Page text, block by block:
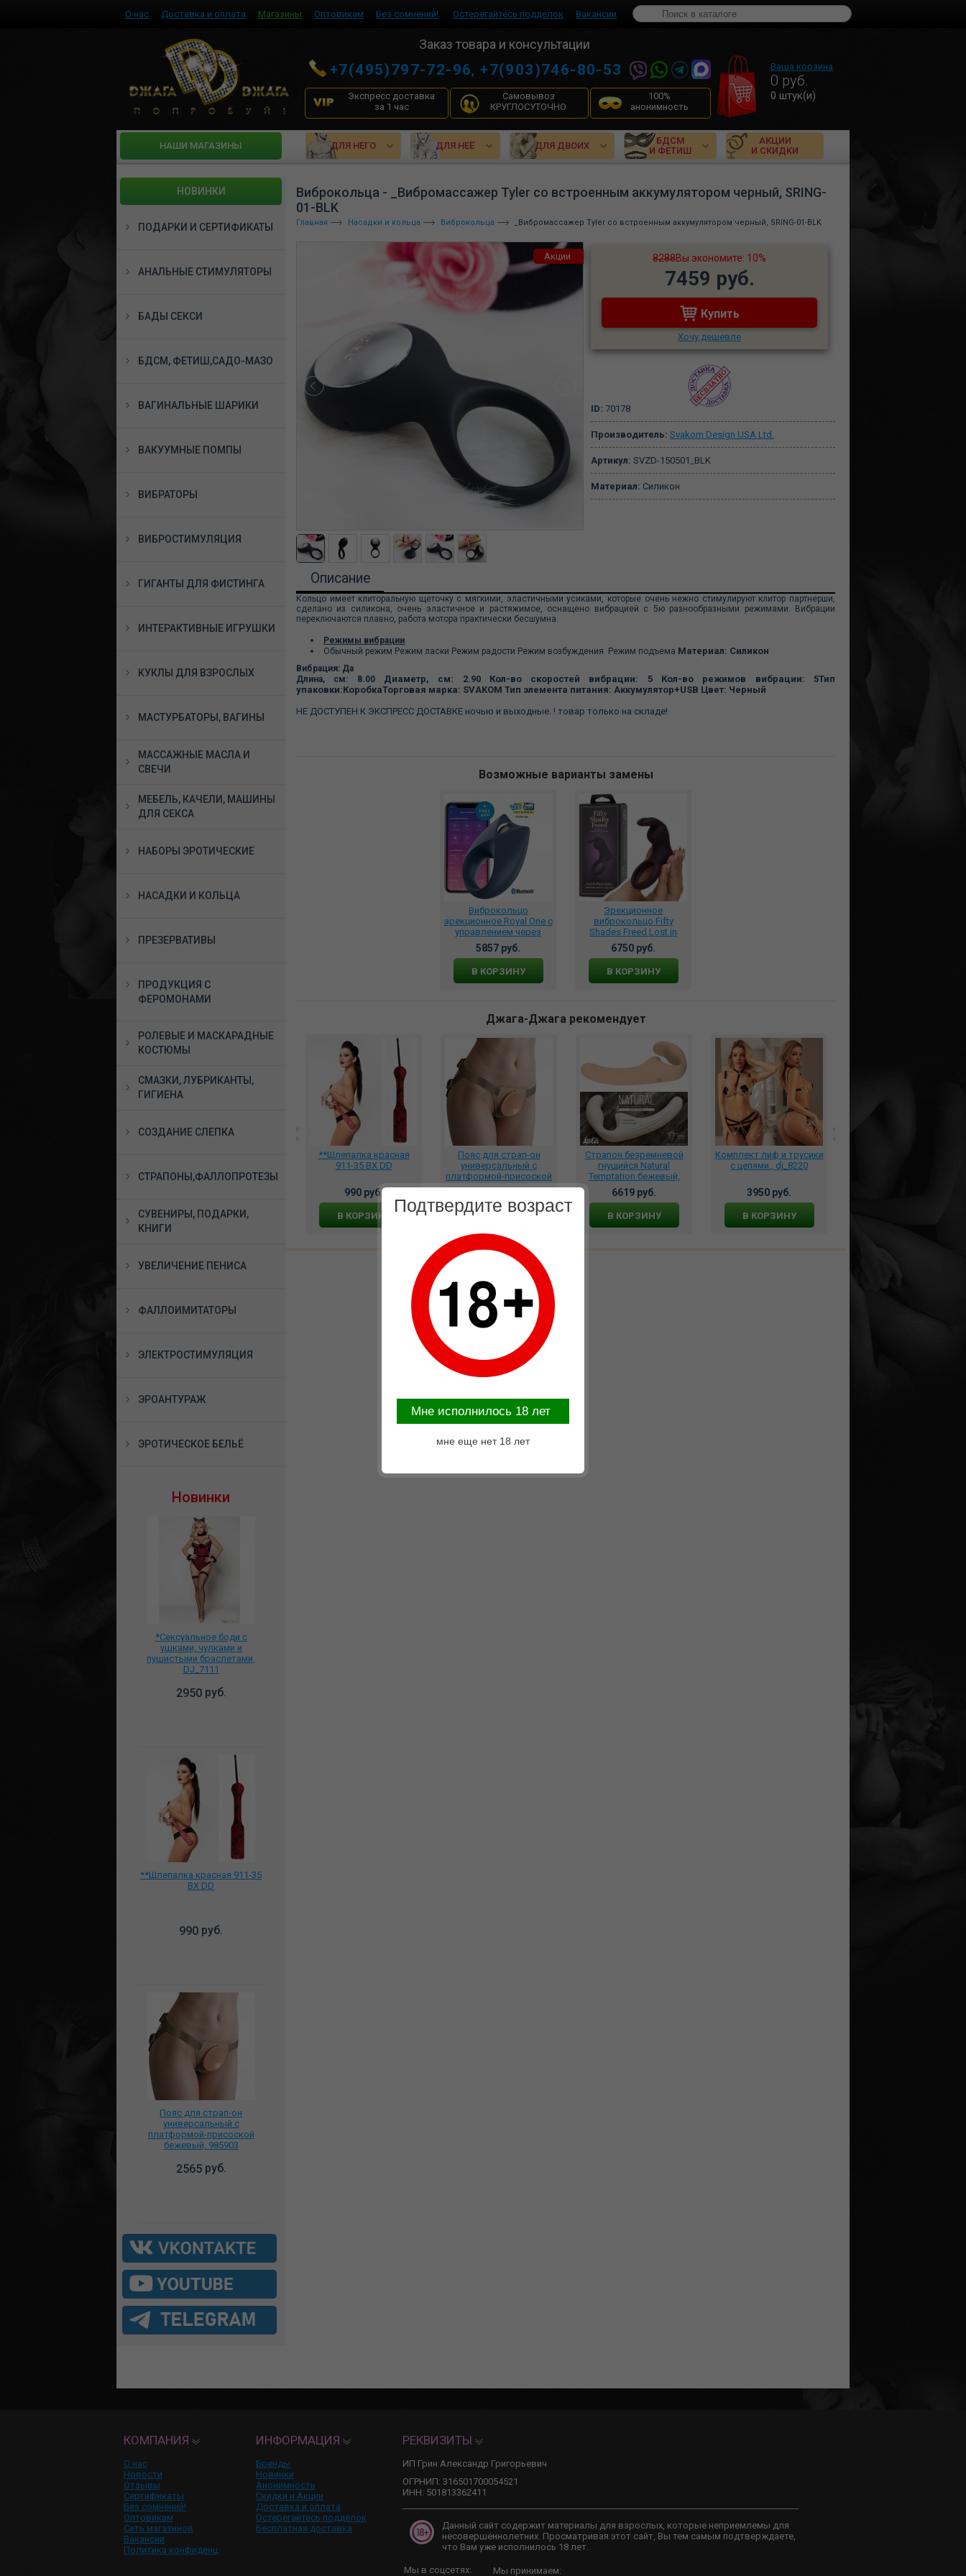
О нас Доставка и оплата Магазины Оптовикам Без сомнений! Остерегайтесь подделок Вакансии
Заказ товара и консультации
+7(495)797-72-96,+7(903)746-80-53
Экспресс доставка
за 1 час
Самовывоз
КРУГЛОСУТОЧНО
100%
анонимность
Ваша корзина
0 руб.
0 штук(и)
HАШИ МАГАЗИНЫ ДЛЯ НЕГО ДЛЯ НЕЁ ДЛЯ ДВОИХ
БДСМ
И ФЕТИШ
АКЦИИ
И СКИДКИ
НОВИНКИ
ПОДАРКИ И СЕРТИФИКАТЫ
АНАЛЬНЫЕ СТИМУЛЯТОРЫ
БАДЫ СЕКСИ
БДСМ, ФЕТИШ,САДО-МАЗО
ВАГИНАЛЬНЫЕ ШАРИКИ
ВАКУУМНЫЕ ПОМПЫ
ВИБРАТОРЫ
ВИБРОСТИМУЛЯЦИЯ
ГИГАНТЫ ДЛЯ ФИСТИНГА
ИНТЕРАКТИВНЫЕ ИГРУШКИ
КУКЛЫ ДЛЯ ВЗРОСЛЫХ
МАСТУРБАТОРЫ, ВАГИНЫ
МАССАЖНЫЕ МАСЛА И
СВЕЧИ
МЕБЕЛЬ, КАЧЕЛИ, МАШИНЫ
ДЛЯ СЕКСА
НАБОРЫ ЭРОТИЧЕСКИЕ
НАСАДКИ И КОЛЬЦА
ПРЕЗЕРВАТИВЫ
ПРОДУКЦИЯ С
ФЕРОМОНАМИ
РОЛЕВЫЕ И МАСКАРАДНЫЕ
КОСТЮМЫ
СМАЗКИ, ЛУБРИКАНТЫ,
ГИГИЕНА
СОЗДАНИЕ СЛЕПКА
СТРАПОНЫ,ФАЛЛОПРОТЕЗЫ
СУВЕНИРЫ, ПОДАРКИ,
КНИГИ
УВЕЛИЧЕНИЕ ПЕНИСА
ФАЛЛОИМИТАТОРЫ
ЭЛЕКТРОСТИМУЛЯЦИЯ
ЭРОАНТУРАЖ
ЭРОТИЧЕСКОЕ БЕЛЬЁ
Новинки
*Сексуальное боди с
ушками, чулками и
пушистыми браслетами,
DJ_7111
2950руб.
**Шлепалка красная 911-35
BX DD
990 руб.
Пояс для страп-он
универсальный с
платформой-присоской
бежевый, 985903
2565руб.
Виброкольца - _Вибромассажер Tyler со встроенным аккумулятором черный, SRING-
01-BLK
Главная Насадки и кольца Виброкольца _Вибромассажер Tyler со встроенным аккумулятором черный, SRING-01-BLK
Акции 8288Вы экономите: 10%
7459 руб.
Купить
Хочу дешевле
ID: 70178
Производитель: Svakom Design USA Ltd.
Артикул: SVZD-150501_BLK
Материал: Силикон
Описание
Кольцо имеет клиторальную щеточку с мягкими, эластичными усиками, которые очень нежно стимулируют клитор партнерши,
сделано из силикона, очень эластичное и растяжимое, оснащено вибрацией с 5ю разнообразными режимами. Вибрации
переключаются плавно, работа мотора практически бесшумна.
Режимы вибрации
Обычный режим Режим ласки Режим радости Режим возбуждения Режим подъема Материал: Силикон
Вибрация: Да
Длина, см: 8.00 Диаметр, см: 2.90 Кол-во скоростей вибрации: 5 Кол-во режимов вибрации: 5Тип
упаковки:КоробкаТорговая марка: SVAKOM Тип элемента питания: Аккумулятор+USB Цвет: Черный
НЕ ДОСТУПЕН К ЭКСПРЕСС ДОСТАВКЕ ночью и выходные. ! товар только на складе!
Возможные варианты замены
Виброкольцо
эрекционное Royal One с
управлением через
приложение, J2008-21
5857 руб.
В КОРЗИНУ
Эрекционное
виброкольцо Fifty
Shades Freed Lost in
Each Other с
клиторальным
стимулятором, 69141
6750 руб.
В КОРЗИНУ
Джага-Джага рекомендует
наручниками (5
чёрный и красный,
В КОРЗИНУ
**Шлепалка красная
911-35 BX DD
990 руб.
В КОРЗИНУ
Пояс для страп-он
универсальный с
платформой-присоской
бежевый, 985903
В КОРЗИНУ
Страпон безремневой
гнущийся Natural
Temptation бежевый,
5011-01lola
6619 руб.
В КОРЗИНУ
Комплект лиф и трусики
с цепями., dj_8220
3950 руб.
В КОРЗИНУ
КОМПАНИЯ
О нас
Новости
Отзывы
Сертификаты
Без сомнений!
Оптовикам
Сеть магазинов
Вакансии
Политика конфиденц.
ИНФОРМАЦИЯ
Бренды
Новинки
Анонимность
Скидки и Акции
Доставка и оплата
Остерегайтесь подделок
Бесплатная доставка
РЕКВИЗИТЫ
ИП Грин Александр Григорьевич
ОГРНИП: 316501700054521
ИНН: 501813362411
Данный сайт содержит материалы для взрослых, которые неприемлемы для
несовершеннолетних. Просматривая этот сайт, Вы тем самым подтверждаете,
что Вам уже исполнилось 18 лет.
Мы в соцсетях: Мы принимаем:
Подтвердите возраст
Mне исполнилось 18 лет
мне еще нет 18 лет